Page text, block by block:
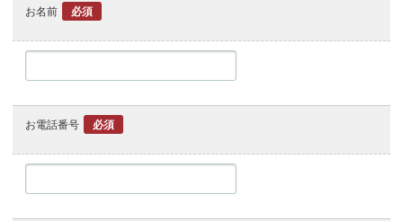
お名前 必須
お電話番号 必須